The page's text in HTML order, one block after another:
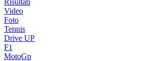
Risultati
Video
Foto
Tennis
Drive UP
F1
MotoGp